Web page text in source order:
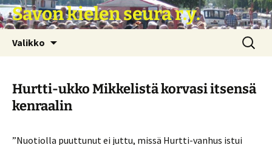
Siirry
sisältöön
Savon kielen seura r.y.
Valikko Haku:
Hurtti-ukko Mikkelistä korvasi itsensä
kenraalin
”Nuotiolla puuttunut ei juttu, missä Hurtti-vanhus istui